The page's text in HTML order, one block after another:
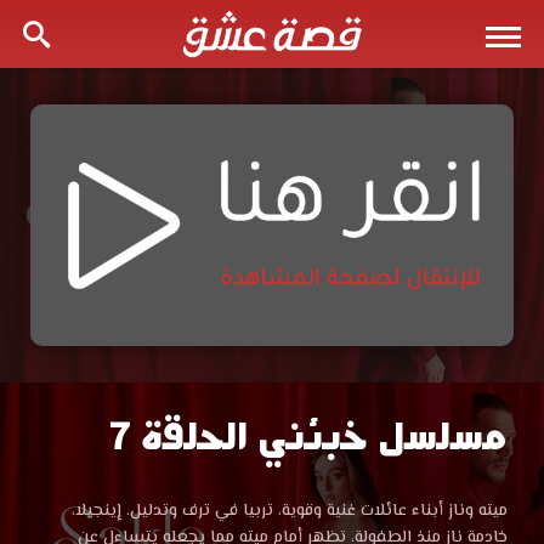
مسلسل
خبئني
مسلسل خبئني الحلقة 7
مسلسل
خبئني
ميته وناز أبناء عائلات غنية وقوية، تربيا في ترف وتدليل. إينجيلا،
خادمة ناز منذ الطفولة، تظهر أمام ميته مما يجعله يتساءل عن